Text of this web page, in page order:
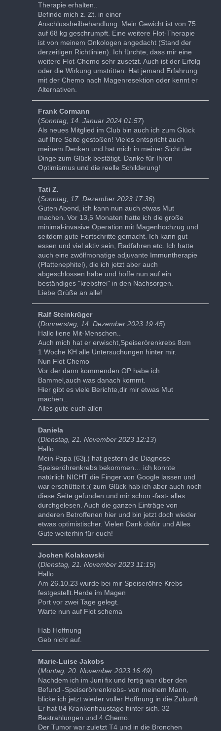
Therapie erhalten..
Befinde mich z. Zt. in einer
Anschlussheilbehandlung. Mein Gewicht ist von 75
auf 68 kg geschrumpft. Eine weitere Flot-Therapie
ist von meinem Onkologen angedacht (Stand der
derzeitigen Richtlinien). Ich fürchte, dass mir eine
weitere Flot-Chemo sehr zusetzt. Auch ist der Erfolg
oder die Wirkung umstritten. Hat jemand Erfahrung
mit der Chemo nach Magenresektion oder kennt er
Alternativen.
Frank Cormann
(Sonntag, 14. Januar 2024 01:57)
Als neues Mitglied im Club bin auch ich zum Glück
auf Ihre Seite gestoßen! Vieles entspricht auch
meinem Denken und hat mich in meiner Sicht der
Dinge zum Glück bestätigt. Danke für Ihren
Optimismus und die reelle Schilderung!
Tati Z.
(Sonntag, 17. Dezember 2023 17:36)
Guten Abend, ich kann nun auch etwas Mut
machen. Vor 13,5 Monaten hatte ich die große
minimal-invasive Operation mit Magenhochzug und
seitdem gute Fortschritte gemacht. Ich kann gut
essen und viel aktiv sein, Radfahren etc. Ich hatte
auch eine zwölfmonatige adjuvante Immuntherapie
(Plattenephitel), die ich jetzt aber auch
abgeschlossen habe und hoffe nun auf ein
beständiges "krebsfrei" in den Nachsorgen.
Liebe Grüße an alle!
Ralf Steinkrüger
(Donnerstag, 14. Dezember 2023 19:45)
Hallo liene Mit-Menschen..
Auch mich hat er erwischt,Speiserörenkrebs 8cm
1 Woche KH alle Untersuchungen hinter mir.
Nun Flot Chemo
Vor der dann kommenden OP habe ich
Bammel,auch was danach kommt.
Hier gibt es viele Berichte,dir mir etwas Mut
machen..
Alles gute euch allen
Daniela
(Dienstag, 21. November 2023 12:13)
Hallo…
Mein Papa (63j.) hat gestern die Diagnose
Speiseröhrenkrebs bekommen… ich konnte
natürlich NICHT die Finger von Google lassen und
war erschüttert :( zum Glück hab ich aber auch noch
diese Seite gefunden und mir schon -fast- alles
durchgelesen. Auch die ganzen Einträge von
anderen Betroffenen hier und bin jetzt doch wieder
etwas optimistischer. Vielen Dank dafür und Alles
Gute weiterhin für euch!
Jochen Kolakowski
(Dienstag, 21. November 2023 11:15)
Hallo
Am 26.10.23 wurde bei mir Speiseröhre Krebs
festgestellt.Herde im Magen
Port vor zwei Tage gelegt.
Warte nun auf Flot schema
Hab Hoffnung
Geb nicht auf.
Marie-Luise Jakobs
(Montag, 20. November 2023 16:49)
Nachdem ich im Juni fix und fertig war über den
Befund -Speiseröhrenkrebs- von meinem Mann,
blicke ich jetzt wieder voller Hoffnung in die Zukunft.
Er hat 84 Krankenhaustage hinter sich. 32
Bestrahlungen und 4 Chemo.
Der Tumor war zuletzt T4 und in die Bronchen